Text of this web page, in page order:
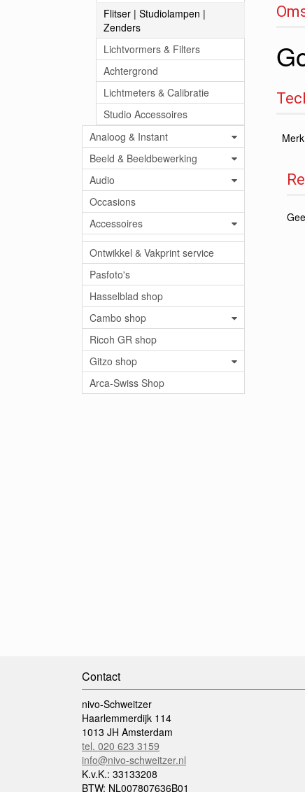
Flitser | Studiolampen |
Zenders
Lichtvormers & Filters
Achtergrond
Lichtmeters & Calibratie
Studio Accessoires
Analoog & Instant
Beeld & Beeldbewerking
Audio
Occasions
Accessoires
Ontwikkel & Vakprint service
Pasfoto's
Hasselblad shop
Cambo shop
Ricoh GR shop
Gitzo shop
Arca-Swiss Shop
Merk
Contact
nivo-Schweitzer
Haarlemmerdijk 114
1013 JH Amsterdam
tel. 020 623 3159
info@nivo-schweitzer.nl
K.v.K.: 33133208
BTW: NL007807636B01